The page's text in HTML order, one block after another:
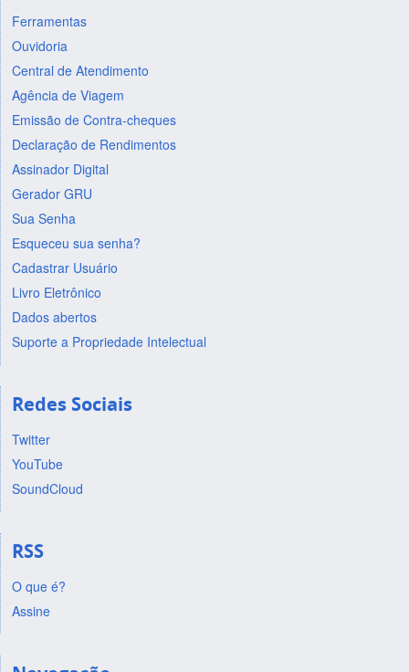
Ferramentas
Ouvidoria
Central de Atendimento
Agência de Viagem
Emissão de Contra-cheques
Declaração de Rendimentos
Assinador Digital
Gerador GRU
Sua Senha
Esqueceu sua senha?
Cadastrar Usuário
Livro Eletrônico
Dados abertos
Suporte a Propriedade Intelectual
Redes Sociais
Twitter
YouTube
SoundCloud
RSS
O que é?
Assine